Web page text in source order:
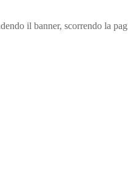
il banner, scorrendo la